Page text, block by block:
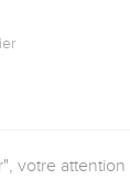
votre attention